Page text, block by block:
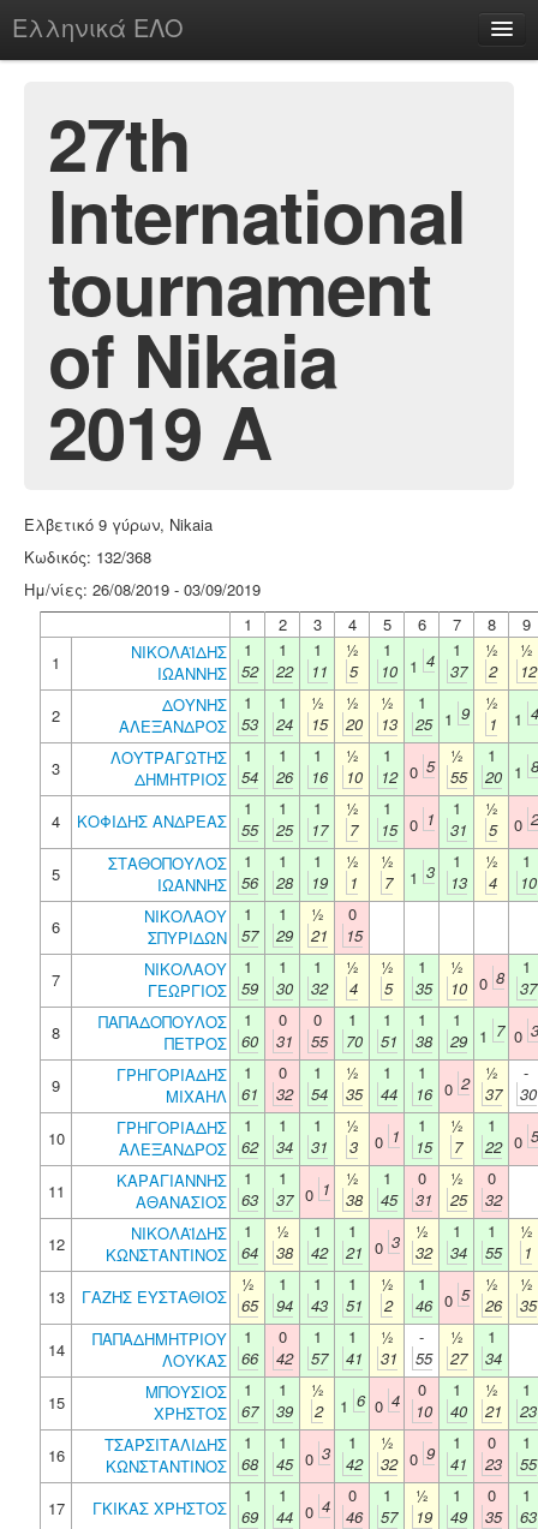
Ελληνικά ΕΛΟ
chesstu.be @ discord
Login
27th
International
tournament
of Nikaia
2019 A
Ελβετικό 9 γύρων, Nikaia
Κωδικός: 132/368
Ημ/νίες: 26/08/2019 - 03/09/2019
1
2 3 4 5 6 7 8
9
1
ΝΙΚΟΛΑΪΔΗΣ
ΙΩΑΝΝΗΣ
1
52
1
22
1
11
½
5
1
10
1 4
1
37
½
2
½
12
2
ΔΟΥΝΗΣ
ΑΛΕΞΑΝΔΡΟΣ
1
53
1
24
½
15
½
20
½
13
1
25
1 9
½
1
1 4
3
ΛΟΥΤΡΑΓΩΤΗΣ
ΔΗΜΗΤΡΙΟΣ
1
54
1
26
1
16
½
10
1
12 0 5
½
55
1
20
1 8
4 ΚΟΦΙΔΗΣ ΑΝΔΡΕΑΣ
1
55
1
25
1
17
½
7
1
15 0 1
1
31
½
5
0 2
5
ΣΤΑΘΟΠΟΥΛΟΣ
ΙΩΑΝΝΗΣ
1
56
1
28
1
19
½
1
½
7
1 3
1
13
½
4
1
10
6
ΝΙΚΟΛΑΟΥ
ΣΠΥΡΙΔΩΝ
1
57
1
29
½
21
0
15
7
ΝΙΚΟΛΑΟΥ
ΓΕΩΡΓΙΟΣ
1
59
1
30
1
32
½
4
½
5
1
35
½
10 0 8
1
37
8
ΠΑΠΑΔΟΠΟΥΛΟΣ
ΠΕΤΡΟΣ
1
60
0
31
0
55
1
70
1
51
1
38
1
29
1 7 0 3
9
ΓΡΗΓΟΡΙΑΔΗΣ
ΜΙΧΑΗΛ
1
61
0
32
1
54
½
35
1
44
1
16 0 2
½
37
-
30
10
ΓΡΗΓΟΡΙΑΔΗΣ
ΑΛΕΞΑΝΔΡΟΣ
1
62
1
34
1
31
½
3
0 1
1
15
½
7
1
22 0 5
11
ΚΑΡΑΓΙΑΝΝΗΣ
ΑΘΑΝΑΣΙΟΣ
1
63
1
37 0 1
½
38
1
45
0
31
½
25
0
32
12
ΝΙΚΟΛΑΪΔΗΣ
ΚΩΝΣΤΑΝΤΙΝΟΣ
1
64
½
38
1
42
1
21 0 3
½
32
1
34
1
55
½
1
13
ΓΑΖΗΣ ΕΥΣΤΑΘΙΟΣ
½
65
1
94
1
43
1
51
½
2
1
46 0 5
½
26
½
35
14
ΠΑΠΑΔΗΜΗΤΡΙΟΥ
ΛΟΥΚΑΣ
1
66
0
42
1
57
1
41
½
31
-
55
½
27
1
34
15
ΜΠΟΥΣΙΟΣ
ΧΡΗΣΤΟΣ
1
67
1
39
½
2
1 6 0 4
0
10
1
40
½
21
1
23
16
ΤΣΑΡΣΙΤΑΛΙΔΗΣ
ΚΩΝΣΤΑΝΤΙΝΟΣ
1
68
1
45 0 3
1
42
½
32 0 9
1
41
0
23
1
55
17
ΓΚΙΚΑΣ ΧΡΗΣΤΟΣ
1
69
1
44 0 4
0
46
1
57
½
19
1
49
0
35
1
63